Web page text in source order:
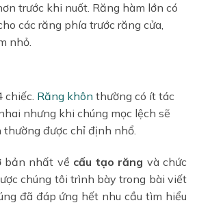
trước khi nuốt. Răng hàm lớn có
các răng phía trước răng cửa,
nhỏ.
chiếc. Răng khôn thường có ít tác
nhưng khi chúng mọc lệch sẽ
được chỉ định nhổ.
bản nhất về cấu tạo răng và chức
chúng tôi trình bày trong bài viết
đã đáp ứng hết nhu cầu tìm hiểu